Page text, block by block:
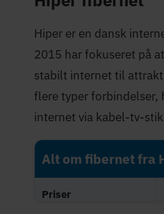
Hiper er en dansk
2015 har fokuseret på
stabilt internet til
flere typer forbindelser,
internet via kabel-tv-stik
Alt om fibernet fra
Priser